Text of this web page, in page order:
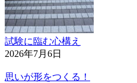
試験に臨む心構え
2026年7月6日
思いが形をつくる！